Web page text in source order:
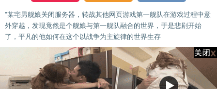
"某宅男舰娘关闭服务器，转战其他网页游戏第一舰队在游戏过程中意
外穿越，发现竟然是个舰娘与第一舰队融合的世界，于是悲剧开始
了，平凡的他如何在这个以战争为主旋律的世界生存